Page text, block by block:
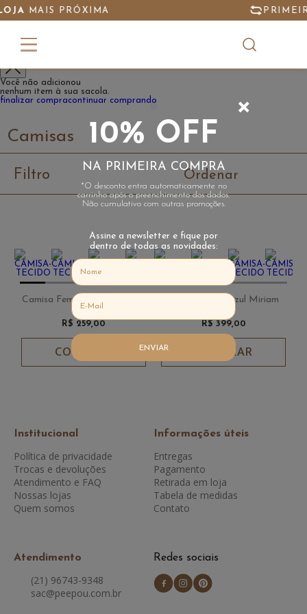
PRIMEIRA TROCA
Meu Carrinho
Você não adicionou
nenhum item à sua sacola.
finalizar compracontinuar comprando +
10% OFF
NA PRIMEIRA COMPRA
*O desconto entra automaticamente no
carrinho após o preenchimento dos dados.
Não cumulativo com outras promoções.
Assine a newsletter e fique por
dentro de todas as novidades:
ENVIAR
Ordenar
Camisas
Filtro
Camisa Feminina Tecido Azul
Lidia
R$ 259,00
COMPRAR
Camisa Laise Azul Miriam
R$ 399,00
COMPRAR
Institucional
Política de privacidade
Trocas e devoluções
Atendimento e FAQ
Nossas lojas
Quem somos
Informações úteis
Entregas
Pagamento
Retirada em loja
Tabela de medidas
Contato
Atendimento
(21) 96743-9348
sac@peepou.com.br
Redes sociais